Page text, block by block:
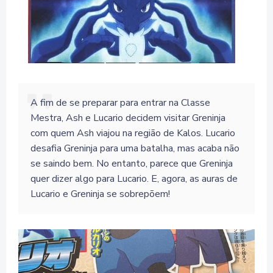
A fim de se preparar para entrar na Classe
Mestra, Ash e Lucario decidem visitar Greninja
com quem Ash viajou na região de Kalos. Lucario
desafia Greninja para uma batalha, mas acaba não
se saindo bem. No entanto, parece que Greninja
quer dizer algo para Lucario. E, agora, as auras de
Lucario e Greninja se sobrepõem!